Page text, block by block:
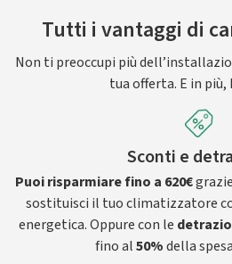
Tutti i vantaggi di
Non ti preoccupi più
tua offerta. E in più,
Sconti e
Puoi risparmiare fino a 620€
sostituisci il tuo climatizzatore
energetica. Oppure con le
fino al50%della